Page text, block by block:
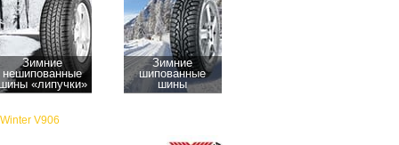
Зимние
нешипованные
«липучки»
Зимние
шипованные
шины
V906